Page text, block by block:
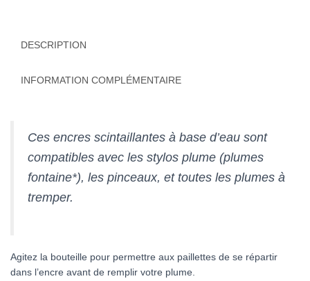
ink
fountain
DESCRIPTION
INFORMATION COMPLÉMENTAIRE
Ces encres scintaillantes à base d’eau sont
compatibles avec les stylos plume (plumes
fontaine*), les pinceaux, et toutes les plumes à
tremper.
Agitez la bouteille pour permettre aux paillettes de se répartir
dans l’encre avant de remplir votre plume.